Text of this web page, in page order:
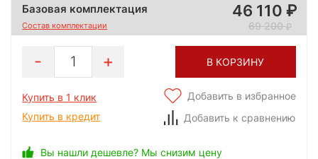
Базовая комплектация
Состав комплектации
46 110
69 200
1 В КОРЗИНУ
Купить в 1 клик
Купить в кредит
Добавить в избранное
Добавить к сравнению
Вы нашли дешевле? Мы снизим цену